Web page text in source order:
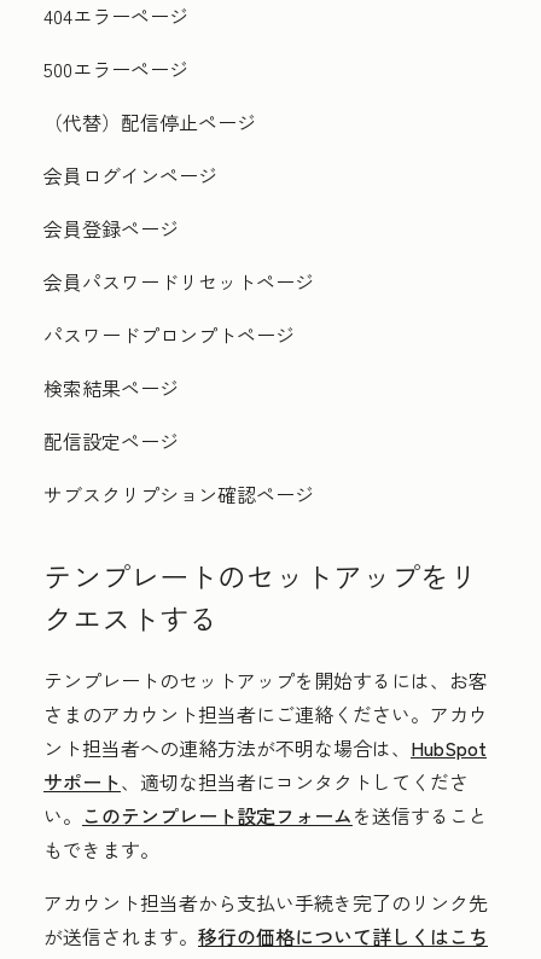
404エラーページ
500エラーページ
（代替）配信停止ページ
会員ログインページ
会員登録ページ
会員パスワードリセットページ
パスワードプロンプトページ
検索結果ページ
配信設定ページ
サブスクリプション確認ページ
テンプレートのセットアップをリ
クエストする
テンプレートのセットアップを開始するには、 お客
さまのアカウント担当者にご連絡ください。アカウ
ント担当者への連絡方法が不明な場合は、 HubSpot
サポート、適切な担当者にコンタクトしてくださ
い。 このテンプレート設定フォームを送信すること
もできます。
アカウント担当者から支払い手続き完了のリンク先
が送信されます。 移行の価格について詳しくはこち